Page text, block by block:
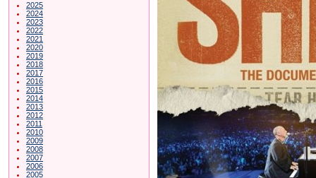
2025
2024
2023
2022
2021
2020
2019
2018
2017
2016
2015
2014
2013
2012
2011
2010
2009
2008
2007
2006
2005